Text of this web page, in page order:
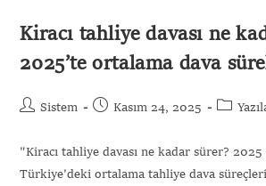
Kiracı tahliye davası ne
2025’te ortalama dava
Sistem Kasım 24, 2025
"Kiracı tahliye davası ne kadar sürer? 2025
Türkiye'deki ortalama tahliye dava